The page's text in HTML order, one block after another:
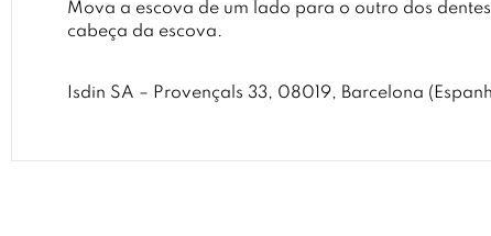
Mova a escova de um lado para o outro dos
cabeça da escova.
Isdin SA – Provençals 33, 08019, Barcelona